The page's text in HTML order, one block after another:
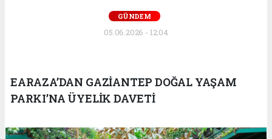
GÜNDEM
05.06.2026 - 12:04
EARAZA’DAN GAZİANTEP DOĞAL YAŞAM
PARKI’NA ÜYELİK DAVETİ